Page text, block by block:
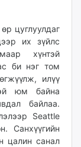
цуглуулдаг
их зүйлс
хүнтэй
би нэг том
илүү
юм байна
байлаа.
Seattle
Санхүүгийн
цалин санал